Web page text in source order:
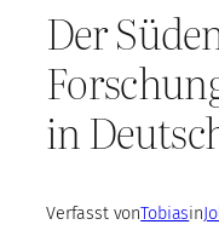
Der
in
Verfasst vonTobiasin